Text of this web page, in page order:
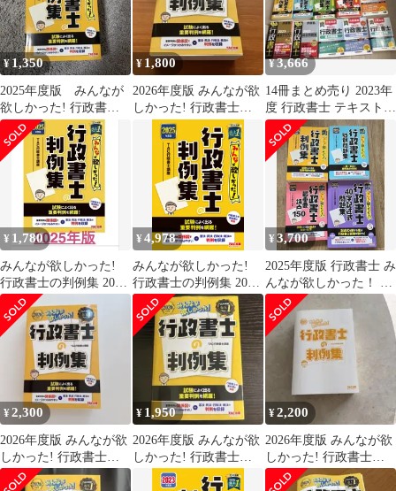
¥1,350
2025年度版 みんなが
欲しかった! 行政書士
の判例集
¥ 1,800
2026年度版 みんなが欲
しかった! 行政書士の
判例集
¥3,666
14冊まとめ売り 2023年
度 行政書士 テキスト
問題集
¥ 1,780
みんなが欲しかった!
行政書士の判例集 2025
年度版 TAC行政書士
講座
¥4,978
みんなが欲しかった!
行政書士の判例集 2025
年度版 [行政書士の教
科書に準拠 試験によく
出る重要判例を網羅！]
(TAC出版) (みんなが欲
しかった！行政書士シ
リーズ)
¥3,700
2025年度版 行政書士 み
んなが欲しかった！ 4
冊セット☆判例集
¥2,300
2026年度版 みんなが欲
しかった! 行政書士の
判例集 TAC
¥ 1,950
2026年度版 みんなが欲
しかった! 行政書士の
判例集
¥2,200
2026年度版 みんなが欲
しかった! 行政書士の
判例集 新品 未使用